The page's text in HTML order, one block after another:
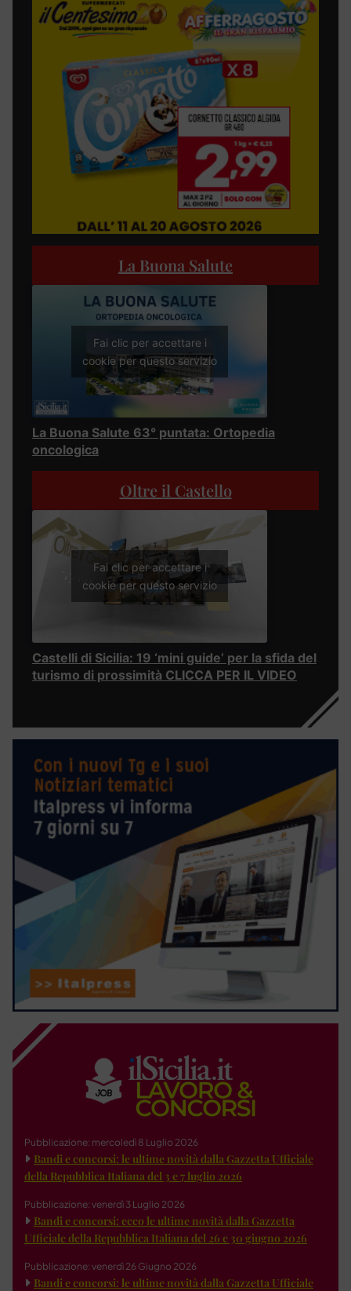
La Buona Salute
Fai clic per accettare i
cookie per questo servizio
La Buona Salute 63° puntata: Ortopedia
oncologica
Oltre il Castello
Fai clic per accettare i
cookie per questo servizio
Castelli di Sicilia: 19 ‘mini guide’ per la sfida del
turismo di prossimità CLICCA PER IL VIDEO
Pubblicazione: mercoledì 8 Luglio 2026
Bandi e concorsi: le ultime novità dalla Gazzetta Ufficiale
della Repubblica Italiana del 3 e 7 luglio 2026
Pubblicazione: venerdì 3 Luglio 2026
Bandi e concorsi: ecco le ultime novità dalla Gazzetta
Ufficiale della Repubblica Italiana del 26 e 30 giugno 2026
Pubblicazione: venerdì 26 Giugno 2026
Bandi e concorsi: le ultime novità dalla Gazzetta Ufficiale